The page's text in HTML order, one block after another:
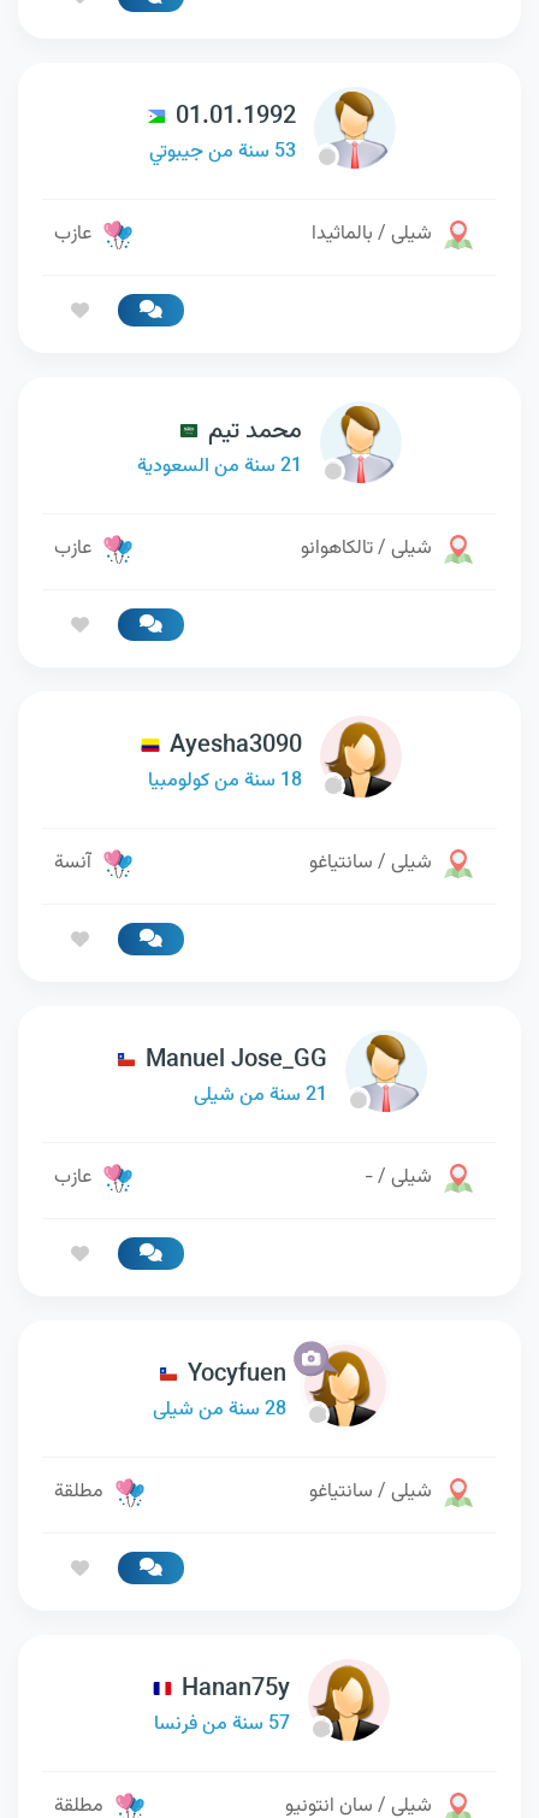
01.01.1992
53 سنة من جيبوتي
شيلى / بالماثيدا عازب
محمد تيم
21 سنة من السعودية
شيلى / تالكاهوانو عازب
Ayesha3090
18 سنة من كولومبيا
شيلى / سانتياغو آنسة
Manuel Jose_GG
21 سنة من شيلى
شيلى / - عازب
Yocyfuen
28 سنة من شيلى
شيلى / سانتياغو مطلقة
Hanan75y
57 سنة من فرنسا
شيلى / سان انتونيو مطلقة